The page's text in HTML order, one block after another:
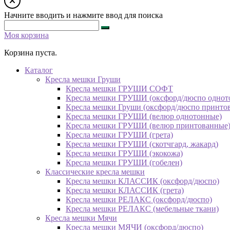
Начните вводить и нажмите ввод для поиска
Моя корзина
Корзина пуста.
Каталог
Кресла мешки Груши
Кресла мешки ГРУШИ СОФТ
Кресла мешки ГРУШИ (оксфорд/дюспо
Кресла мешки Груши (оксфорд/дюспо
Кресла мешки ГРУШИ (велюр однотонные)
Кресла мешки ГРУШИ (велюр принтованные)
Кресла мешки ГРУШИ (грета)
Кресла мешки ГРУШИ (скотчгард, жакард)
Кресла мешки ГРУШИ (экокожа)
Кресла мешки ГРУШИ (гобелен)
Классические кресла мешки
Кресла мешки КЛАССИК (оксфорд/дюспо)
Кресла мешки КЛАССИК (грета)
Креслa мешки РЕЛАКС (оксфорд/дюспо)
Креслa мешки РЕЛАКС (мебельные ткани)
Кресла мешки Мячи
Кресла мешки МЯЧИ (оксфорд/дюспо)